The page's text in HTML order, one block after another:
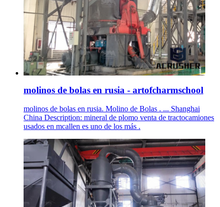
molinos de bolas en rusia - artofcharmschool
molinos de bolas en rusia. Molino de Bolas . ... Shanghai
China Description: mineral de plomo venta de tractocamiones
usados en mcallen es uno de los más .